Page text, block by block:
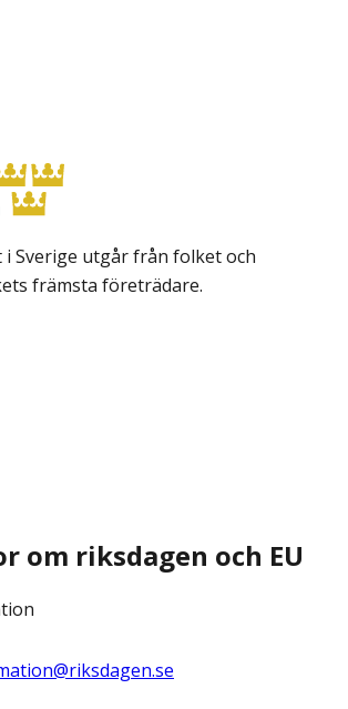
Sverige utgår från folket och
främsta företrädare.
om riksdagen och EU